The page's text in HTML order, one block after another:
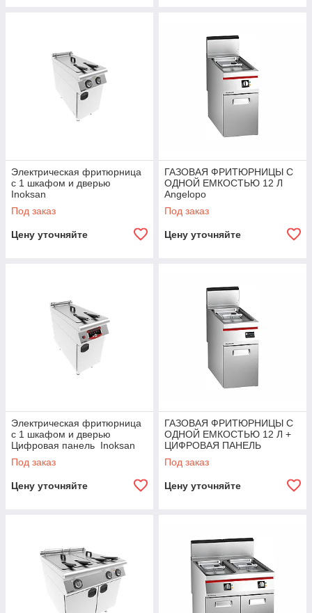
Электрическая фритюрница
с 1 шкафом и дверью
Inoksan
Под заказ
Цену уточняйте
ГАЗОВАЯ ФРИТЮРНИЦЫ С
ОДНОЙ ЕМКОСТЬЮ 12 Л
Angelopo
Под заказ
Цену уточняйте
Электрическая фритюрница
с 1 шкафом и дверью
Цифровая панель Inoksan
Под заказ
Цену уточняйте
ГАЗОВАЯ ФРИТЮРНИЦЫ С
ОДНОЙ ЕМКОСТЬЮ 12 Л +
ЦИФРОВАЯ ПАНЕЛЬ
Angelopo
Под заказ
Цену уточняйте